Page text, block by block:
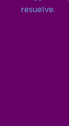
resuelve.